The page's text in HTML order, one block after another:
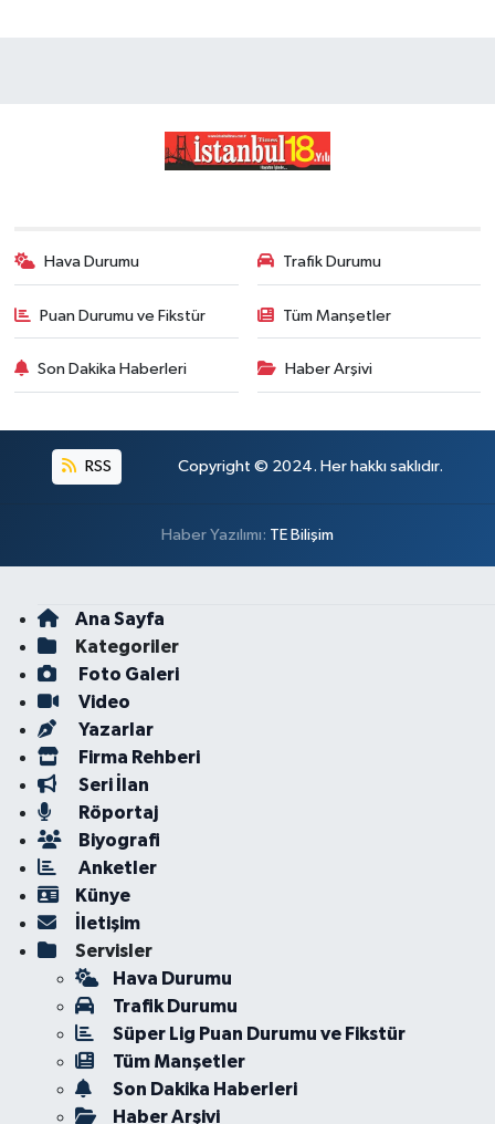
Hava Durumu Trafik Durumu
Puan Durumu ve Fikstür Tüm Manşetler
Son Dakika Haberleri Haber Arşivi
RSS Copyright © 2024. Her hakkı saklıdır.
Haber Yazılımı: TE Bilişim
Ana Sayfa
Kategoriler
Foto Galeri
Video
Yazarlar
Firma Rehberi
Seri İlan
Röportaj
Biyografi
Anketler
Künye
İletişim
Servisler
Hava Durumu
Trafik Durumu
Süper Lig Puan Durumu ve Fikstür
Tüm Manşetler
Son Dakika Haberleri
Haber Arşivi